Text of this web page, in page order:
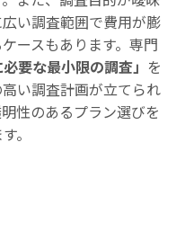
い調査範囲で費用が膨
ースもあります。専門
必要な最小限の調査」 を
い調査計画が立てられ
性のあるプラン選びを
。